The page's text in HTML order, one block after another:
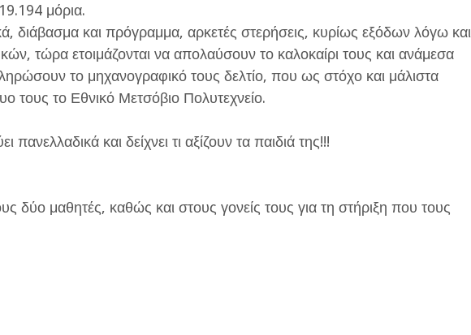
μόρια.
διάβασμα και πρόγραμμα, αρκετές στερήσεις, κυρίως εξόδων λόγω και
τώρα ετοιμάζονται να απολαύσουν το καλοκαίρι τους και ανάμεσα
το μηχανογραφικό τους δελτίο, που ως στόχο και μάλιστα
τους το Εθνικό Μετσόβιο Πολυτεχνείο.
και δείχνει τι αξίζουν τα παιδιά της!!!
δύο μαθητές, καθώς και στους γονείς τους για τη στήριξη που τους